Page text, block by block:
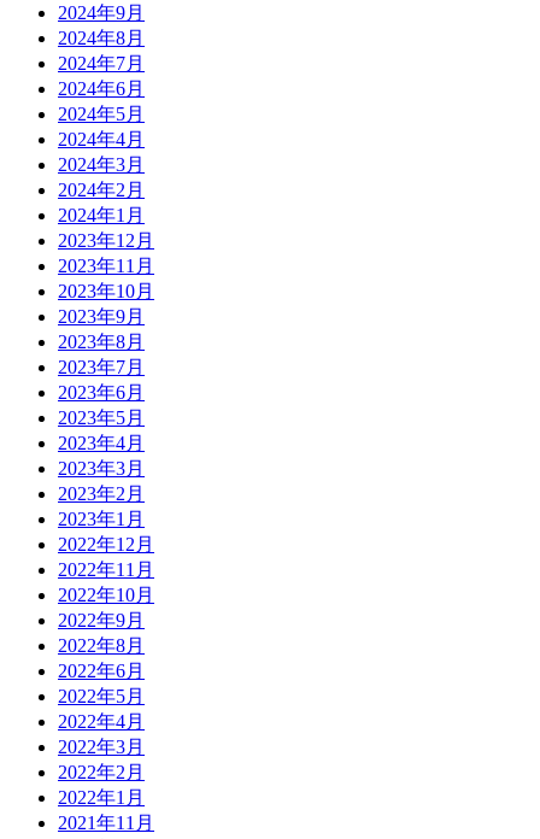
2024年9月
2024年8月
2024年7月
2024年6月
2024年5月
2024年4月
2024年3月
2024年2月
2024年1月
2023年12月
2023年11月
2023年10月
2023年9月
2023年8月
2023年7月
2023年6月
2023年5月
2023年4月
2023年3月
2023年2月
2023年1月
2022年12月
2022年11月
2022年10月
2022年9月
2022年8月
2022年6月
2022年5月
2022年4月
2022年3月
2022年2月
2022年1月
2021年11月